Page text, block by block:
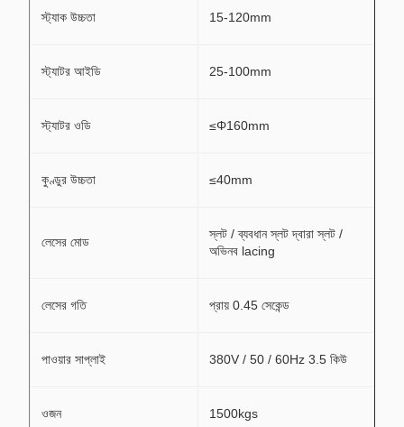
স্ট্যাক উচ্চতা 15-120mm
স্ট্যাটর আইডি 25-100mm
স্ট্যাটর ওডি ≤Φ160mm
কুণ্ডুর উচ্চতা ≤40mm
লেসের মোড
স্লট / ব্যবধান স্লট দ্বারা স্লট /
অভিনব lacing
লেসের গতি প্রায় 0.45 সেকেন্ড
পাওয়ার সাপ্লাই 380V / 50 / 60Hz 3.5 কিউ
ওজন 1500kgs